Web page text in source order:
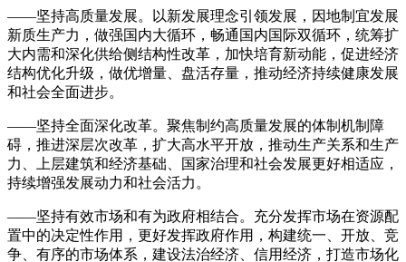
——坚持高质量发展。以新发展理念引领发展，因地制宜发展
新质生产力，做强国内大循环，畅通国内国际双循环，统筹扩
大内需和深化供给侧结构性改革，加快培育新动能，促进经济
结构优化升级，做优增量、盘活存量，推动经济持续健康发展
和社会全面进步。
——坚持全面深化改革。聚焦制约高质量发展的体制机制障
碍，推进深层次改革，扩大高水平开放，推动生产关系和生产
力、上层建筑和经济基础、国家治理和社会发展更好相适应，
持续增强发展动力和社会活力。
——坚持有效市场和有为政府相结合。充分发挥市场在资源配
置中的决定性作用，更好发挥政府作用，构建统一、开放、竞
争、有序的市场体系，建设法治经济、信用经济，打造市场化